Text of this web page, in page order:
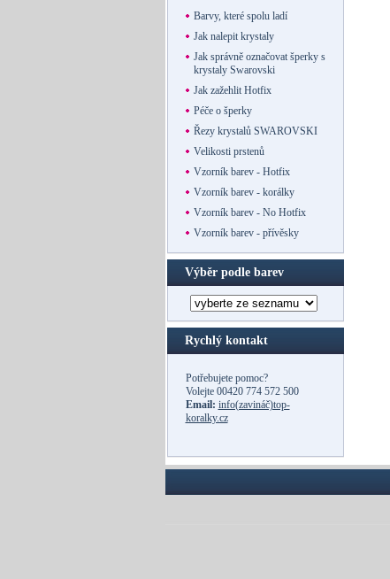
Barvy, které spolu ladí
Jak nalepit krystaly
Jak správně označovat šperky s
krystaly Swarovski
Jak zažehlit Hotfix
Péče o šperky
Řezy krystalů SWAROVSKI
Velikosti prstenů
Vzorník barev - Hotfix
Vzorník barev - korálky
Vzorník barev - No Hotfix
Vzorník barev - přívěsky
Výběr podle barev
Rychlý kontakt
Potřebujete pomoc?
Volejte 00420 774 572 500
Email: info(zavináč)top-
koralky.cz